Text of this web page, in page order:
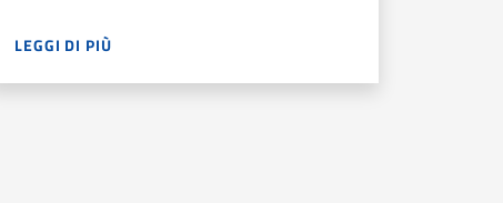
E OSPITALITÀ. UNA DOMANDA ELEVATA,
DI LEGGERE IL PROBLEMA, INTERVENIRE IN
LEGGI DI PIÙ
NEL 2025 LE QUALIFICHE E I DIPLOMI PROFESSIONALI SONO I